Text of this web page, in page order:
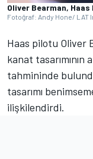
Oliver Bearman, Haas
Fotoğraf: Andy Hone/ LAT
Haas pilotu Oliver
kanat
tahmininde
tasarımı
ilişkilendirdi.